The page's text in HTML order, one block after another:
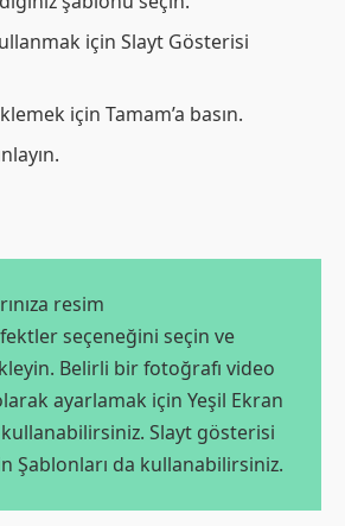
için Slayt Gösterisi
için Tamam’a basın.
resim
seçeneğini seçin ve
Belirli bir fotoğrafı video
ayarlamak için Yeşil Ekran
Slayt gösterisi
Şablonları da kullanabilirsiniz.